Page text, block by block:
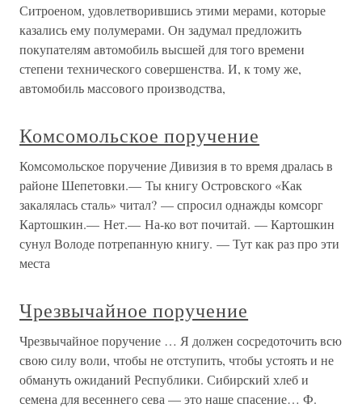
Ситроеном, удовлетворившись этими мерами, которые
казались ему полумерами. Он задумал предложить
покупателям автомобиль высшей для того времени
степени технического совершенства. И, к тому же,
автомобиль массового производства,
Комсомольское поручение
Комсомольское поручение Дивизия в то время дралась в
районе Шепетовки.— Ты книгу Островского «Как
закалялась сталь» читал? — спросил однажды комсорг
Картошкин.— Нет.— На-ко вот почитай. — Картошкин
сунул Володе потрепанную книгу. — Тут как раз про эти
места
Чрезвычайное поручение
Чрезвычайное поручение … Я должен сосредоточить всю
свою силу воли, чтобы не отступить, чтобы устоять и не
обмануть ожиданий Республики. Сибирский хлеб и
семена для весеннего сева — это наше спасение… Ф.